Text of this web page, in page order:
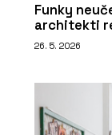
Funky
architekti
26. 5. 2026